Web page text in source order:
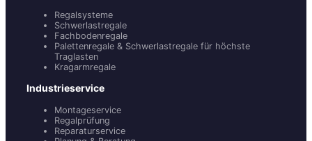
Regalsysteme
Schwerlastregale
Fachbodenregale
Palettenregale & Schwerlastregale für höchste
Traglasten
Kragarmregale
Industrieservice
Montageservice
Regalprüfung
Reparaturservice